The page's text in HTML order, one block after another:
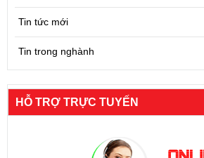
Tin tức mới
Tin trong nghành
HỖ TRỢ TRỰC TUYẾN